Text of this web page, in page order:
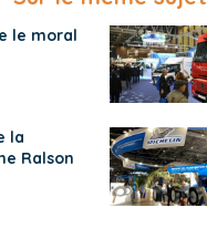
le moral
la
Ralson